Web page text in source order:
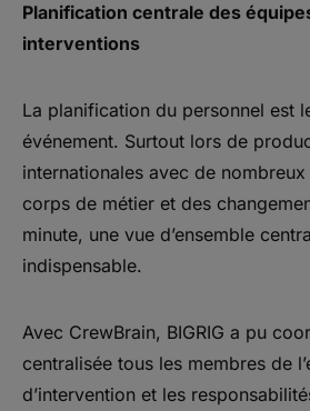
Planification centrale des
interventions
La planification du personnel est
événement. Surtout lors de
internationales avec de
corps de métier et des
minute, une vue d’ensemble
indispensable.
Avec CrewBrain, BIGRIG a pu
centralisée tous les membres de
d’intervention et les